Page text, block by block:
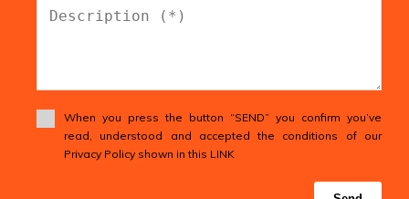
When you press the button “SEND” you confirm you’ve
read, understood and accepted the conditions of our
Privacy Policy shown in this LINK